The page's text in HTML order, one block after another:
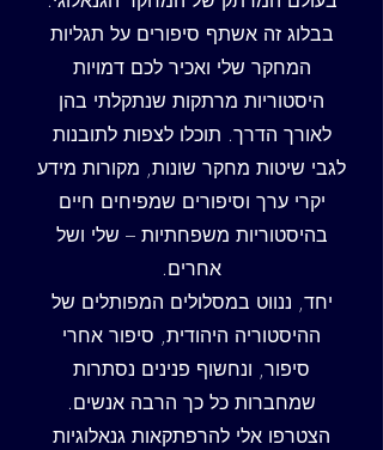
בבלוג זה אשתף סיפורים על תגליות
המחקר שלי ואכיר לכם דמויות
היסטוריות מרתקות שנתקלתי בהן
לאורך הדרך. תוכלו לצפות לתובנות
לגבי שיטות מחקר שונות, מקורות מידע
יקרי ערך וסיפורים שמפיחים חיים
בהיסטוריות משפחתיות – שלי ושל
אחרים.
יחד, ננווט במסלולים המפותלים של
ההיסטוריה היהודית, סיפור אחרי
סיפור, ונחשוף פנינים נסתרות
שמחברות כל כך הרבה אנשים.
הצטרפו אלי להרפתקאות גנאלוגיות